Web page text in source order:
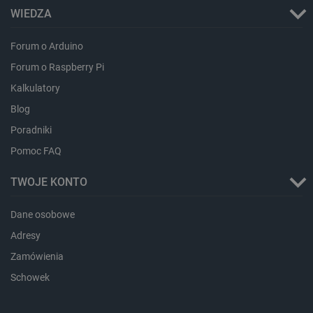
WIEDZA
Forum o Arduino
Forum o Raspberry Pi
Kalkulatory
Blog
Poradniki
Pomoc FAQ
TWOJE KONTO
Dane osobowe
Adresy
Zamówienia
Schowek